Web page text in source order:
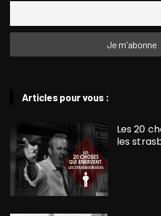
Articles pour vous :
Les 20
les